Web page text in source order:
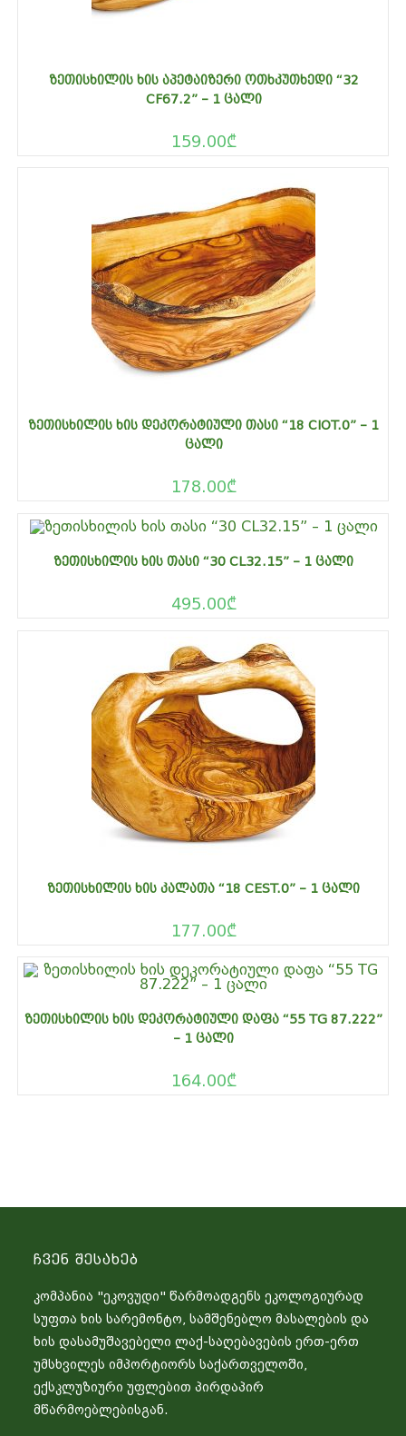
ᲖᲔᲗᲘᲡᲮᲘᲚᲘᲡ ᲮᲘᲡ ᲐᲞᲔᲢᲐᲘᲖᲔᲠᲘ ᲝᲗᲮᲙᲣᲗᲮᲔᲓᲘ “32
CF67.2” – 1 ᲪᲐᲚᲘ
159.00₾
ᲖᲔᲗᲘᲡᲮᲘᲚᲘᲡ ᲮᲘᲡ ᲓᲔᲙᲝᲠᲐᲢᲘᲣᲚᲘ ᲗᲐᲡᲘ “18 CIOT.0” – 1
ᲪᲐᲚᲘ
178.00₾
ᲖᲔᲗᲘᲡᲮᲘᲚᲘᲡ ᲮᲘᲡ ᲗᲐᲡᲘ “30 CL32.15” – 1 ᲪᲐᲚᲘ
495.00₾
ᲖᲔᲗᲘᲡᲮᲘᲚᲘᲡ ᲮᲘᲡ ᲙᲐᲚᲐᲗᲐ “18 CEST.0” – 1 ᲪᲐᲚᲘ
177.00₾
ᲖᲔᲗᲘᲡᲮᲘᲚᲘᲡ ᲮᲘᲡ ᲓᲔᲙᲝᲠᲐᲢᲘᲣᲚᲘ ᲓᲐᲤᲐ “55 TG 87.222”
– 1 ᲪᲐᲚᲘ
164.00₾
Ჩვენ Შესახებ
კომპანია "ეკოვუდი" წარმოადგენს ეკოლოგიურად
სუფთა ხის სარემონტო, სამშენებლო მასალების და
ხის დასამუშავებელი ლაქ-საღებავების ერთ-ერთ
უმსხვილეს იმპორტიორს საქართველოში,
ექსკლუზიური უფლებით პირდაპირ
მწარმოებლებისგან.